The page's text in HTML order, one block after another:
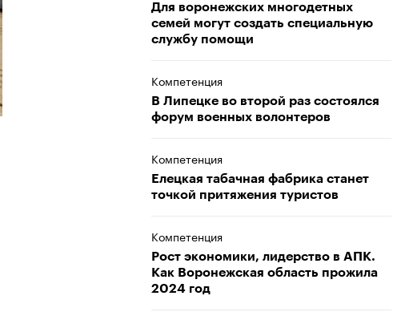
Для воронежских многодетных
семей могут создать специальную
службу помощи
Компетенция
В Липецке во второй раз состоялся
форум военных волонтеров
Компетенция
Елецкая табачная фабрика станет
точкой притяжения туристов
Компетенция
Рост экономики, лидерство в АПК.
Как Воронежская область прожила
2024 год